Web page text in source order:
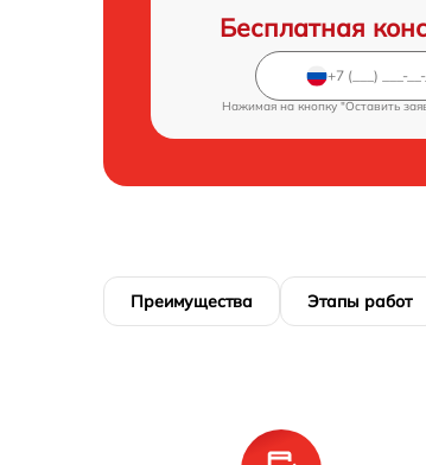
Бесплатная
Нажимая на кнопку "Оставить
Преимущества Этапы работ